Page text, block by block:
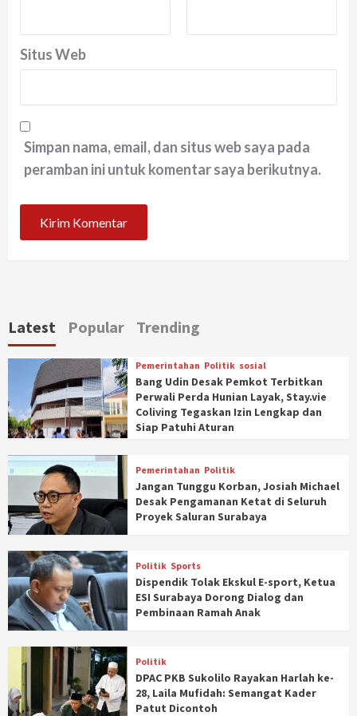
Situs Web
Simpan nama, email, dan situs web saya pada
peramban ini untuk komentar saya berikutnya.
Latest Popular Trending
Pemerintahan Politik sosial
Bang Udin Desak Pemkot Terbitkan
Perwali Perda Hunian Layak, Stay.vie
Coliving Tegaskan Izin Lengkap dan
Siap Patuhi Aturan
Pemerintahan Politik
Jangan Tunggu Korban, Josiah Michael
Desak Pengamanan Ketat di Seluruh
Proyek Saluran Surabaya
Politik Sports
Dispendik Tolak Ekskul E-sport, Ketua
ESI Surabaya Dorong Dialog dan
Pembinaan Ramah Anak
Politik
DPAC PKB Sukolilo Rayakan Harlah ke-
28, Laila Mufidah: Semangat Kader
Patut Dicontoh